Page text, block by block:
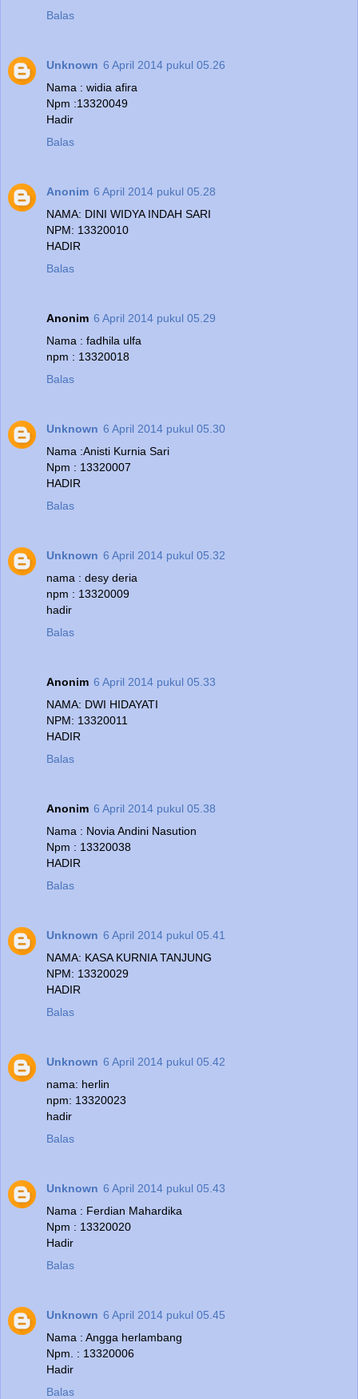
Balas
Unknown 6 April 2014 pukul 05.26
Nama : widia afira
Npm :13320049
Hadir
Balas
Anonim 6 April 2014 pukul 05.28
NAMA: DINI WIDYA INDAH SARI
NPM: 13320010
HADIR
Balas
Anonim 6 April 2014 pukul 05.29
Nama : fadhila ulfa
npm : 13320018
Balas
Unknown 6 April 2014 pukul 05.30
Nama :Anisti Kurnia Sari
Npm : 13320007
HADIR
Balas
Unknown 6 April 2014 pukul 05.32
nama : desy deria
npm : 13320009
hadir
Balas
Anonim 6 April 2014 pukul 05.33
NAMA: DWI HIDAYATI
NPM: 13320011
HADIR
Balas
Anonim 6 April 2014 pukul 05.38
Nama : Novia Andini Nasution
Npm : 13320038
HADIR
Balas
Unknown 6 April 2014 pukul 05.41
NAMA: KASA KURNIA TANJUNG
NPM: 13320029
HADIR
Balas
Unknown 6 April 2014 pukul 05.42
nama: herlin
npm: 13320023
hadir
Balas
Unknown 6 April 2014 pukul 05.43
Nama : Ferdian Mahardika
Npm : 13320020
Hadir
Balas
Unknown 6 April 2014 pukul 05.45
Nama : Angga herlambang
Npm. : 13320006
Hadir
Balas